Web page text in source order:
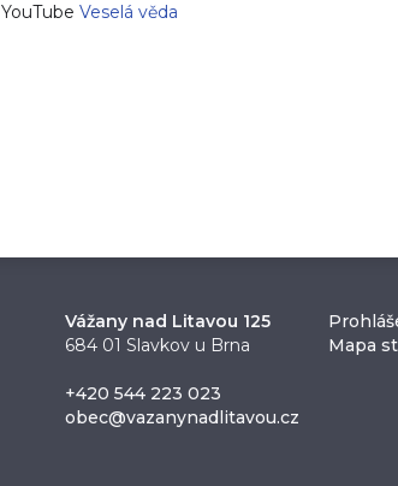
YouTube Veselá věda
Vážany nad Litavou 125
684 01 Slavkov u Brna
+420 544 223 023
obec@vazanynadlitavou.cz
Mapa